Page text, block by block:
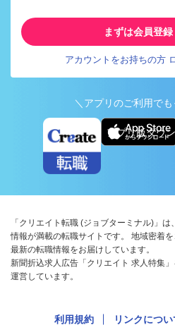
まずは会員登録
アカウントをお持ちの方
＼アプリのご利用で
アプリ版ダウ
「クリエイト転職 (ジョブターミナル)」
情報が満載の転職サイトです。 地域密着
最新の転職情報をお届けしています。
新聞折込求人広告「クリエイト 求人特集
運営しています。
利用規約 リンクについ